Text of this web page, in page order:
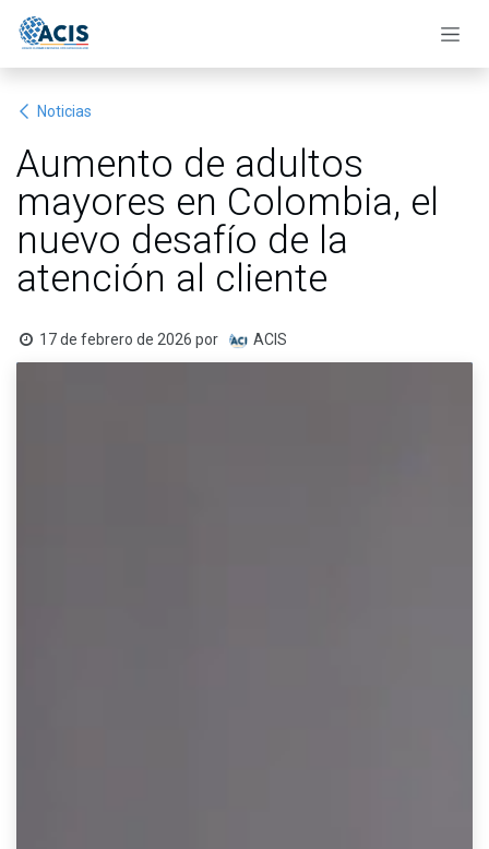
Noticias
Aumento de adultos
mayores en Colombia, el
nuevo desafío de la
atención al cliente
17 de febrero de 2026 por ACIS